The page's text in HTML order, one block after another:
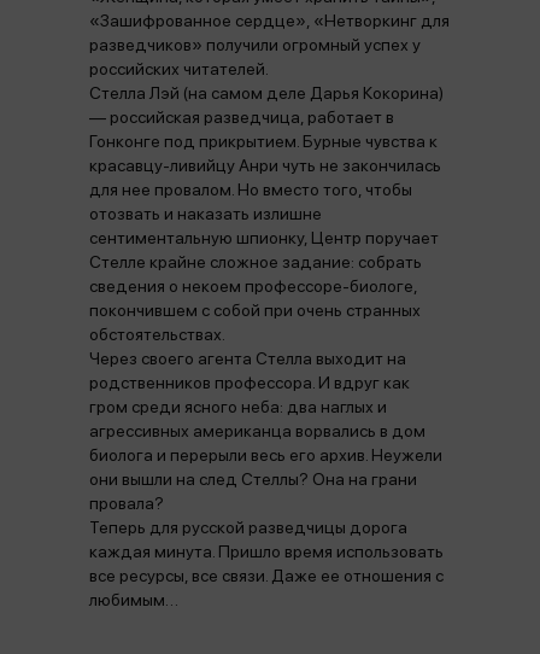
«Зашифрованное сердце», «Нетворкинг для
разведчиков» получили огромный успех у
российских читателей.
Стелла Лэй (на самом деле Дарья Кокорина)
— российская разведчица, работает в
Гонконге под прикрытием. Бурные чувства к
красавцу-ливийцу Анри чуть не закончилась
для нее провалом. Но вместо того, чтобы
отозвать и наказать излишне
сентиментальную шпионку, Центр поручает
Стелле крайне сложное задание: собрать
сведения о некоем профессоре-биологе,
покончившем с собой при очень странных
обстоятельствах.
Через своего агента Стелла выходит на
родственников профессора. И вдруг как
гром среди ясного неба: два наглых и
агрессивных американца ворвались в дом
биолога и перерыли весь его архив. Неужели
они вышли на след Стеллы? Она на грани
провала?
Теперь для русской разведчицы дорога
каждая минута. Пришло время использовать
все ресурсы, все связи. Даже ее отношения с
любимым…